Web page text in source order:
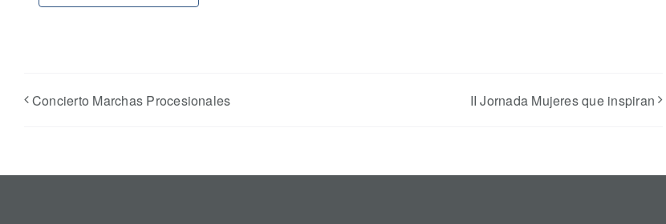
Concierto Marchas Procesionales II Jornada Mujeres que inspiran